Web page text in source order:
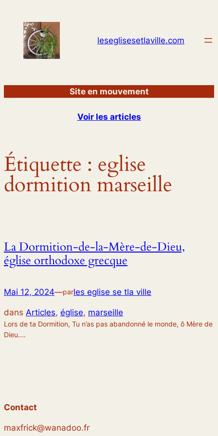
contenu
leseglisesetlaville.com
Site en mouvement
Voir les articles
Étiquette : eglise
dormition marseille
La Dormition-de-la-Mère-de-Dieu,
église orthodoxe grecque
Mai 12, 2024—parles eglise se tla ville
dans Articles, église, marseille
Lors de ta Dormition, Tu n’as pas abandonné le monde, ô Mère de
Dieu.…
Contact
maxfrick@wanadoo.fr